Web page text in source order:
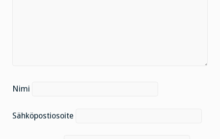
Nimi
Sähköpostiosoite